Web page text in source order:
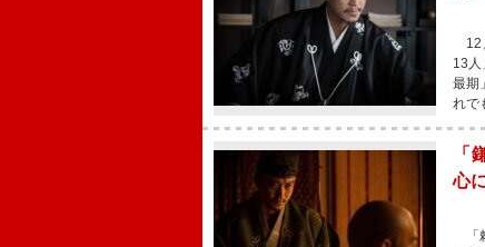
12
13人
最期
れで
「
心
「